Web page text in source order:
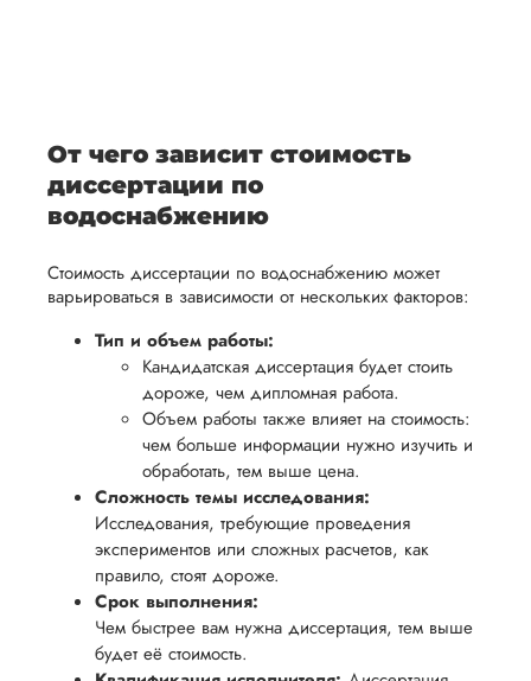
темы.
готовы
предоставить
помощь
подготовке
презентации
и речи
перед
защитой.
Наша
цель -
обеспечить
вам
уверенность
в своей
работе и
помочь
и
проведения
проверки
работы,
установленная
сумма
будет
возвращена
стремимся
осуществлять
процесс
возврата
способом,
удобным
для вас,
работы. В
начале
сотрудничества
мы
обсудим
договоримся
о сроках
выполнения,
чтобы
учесть
все
аспекты
написания
работы.
От чего зависит стоимость
диссертации по
водоснабжению
Стоимость диссертации по водоснабжению может
варьироваться в зависимости от нескольких факторов:
Тип и объем работы:
Кандидатская диссертация будет стоить
дороже, чем дипломная работа.
Объем работы также влияет на стоимость:
чем больше информации нужно изучить и
обработать, тем выше цена.
Сложность темы исследования:
Исследования, требующие проведения
экспериментов или сложных расчетов, как
правило, стоят дороже.
Срок выполнения:
Чем быстрее вам нужна диссертация, тем выше
будет её стоимость.